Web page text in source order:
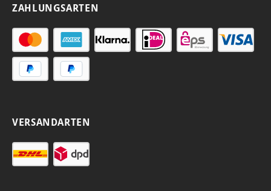
ZAHLUNGSARTEN
VERSANDARTEN